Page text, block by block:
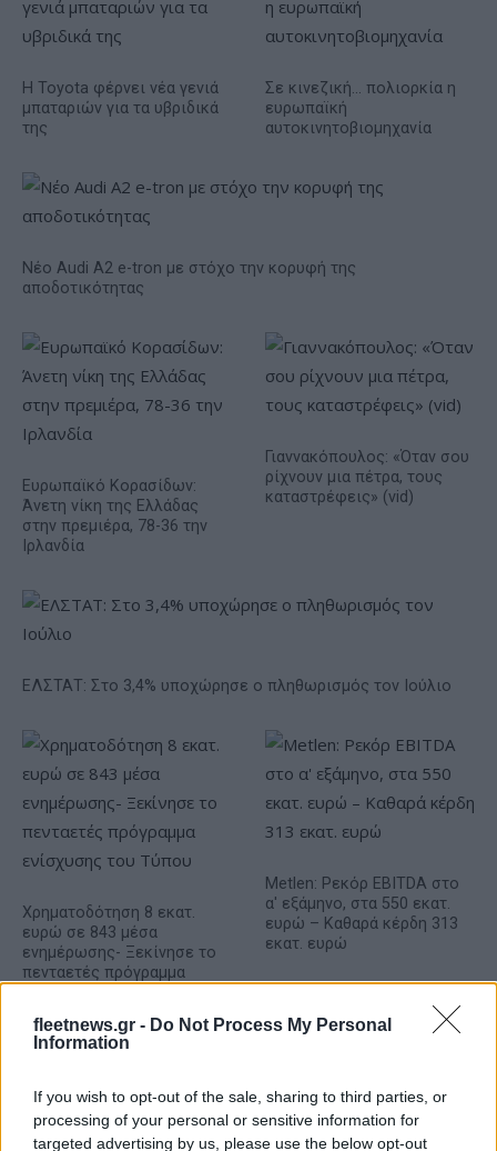
fleetnews.gr - Do Not Process My Personal
Information
If you wish to opt-out of the sale, sharing to third parties, or
processing of your personal or sensitive information for
targeted advertising by us, please use the below opt-out
Η Toyota φέρνει νέα γενιά
μπαταριών για τα υβριδικά
της
Σε κινεζική… πολιορκία η
ευρωπαϊκή
αυτοκινητοβιομηχανία
Νέο Audi A2 e-tron με στόχο την κορυφή της
αποδοτικότητας
Ευρωπαϊκό Κορασίδων:
Άνετη νίκη της Ελλάδας
στην πρεμιέρα, 78-36 την
Ιρλανδία
Γιαννακόπουλος: «Όταν σου
ρίχνουν μια πέτρα, τους
καταστρέφεις» (vid)
ΕΛΣΤΑΤ: Στο 3,4% υποχώρησε ο πληθωρισμός τον Ιούλιο
Χρηματοδότηση 8 εκατ.
ευρώ σε 843 μέσα
ενημέρωσης- Ξεκίνησε το
πενταετές πρόγραμμα
Metlen: Ρεκόρ EBITDA στο
α' εξάμηνο, στα 550 εκατ.
ευρώ – Καθαρά κέρδη 313
εκατ. ευρώ
Η Chery επενδύει 75 εκατ. δολάρια στην KG Mobility